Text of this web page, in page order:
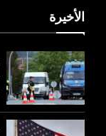
الأخيرة